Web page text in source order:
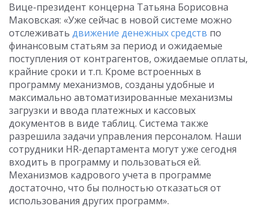
Вице-президент концерна Татьяна Борисовна
Маковская: «Уже сейчас в новой системе можно
отслеживать движение денежных средств по
финансовым статьям за период и ожидаемые
поступления от контрагентов, ожидаемые оплаты,
крайние сроки и т.п. Кроме встроенных в
программу механизмов, созданы удобные и
максимально автоматизированные механизмы
загрузки и ввода платежных и кассовых
документов в виде таблиц. Система также
разрешила задачи управления персоналом. Наши
сотрудники HR-департамента могут уже сегодня
входить в программу и пользоваться ей.
Механизмов кадрового учета в программе
достаточно, что бы полностью отказаться от
использования других программ».